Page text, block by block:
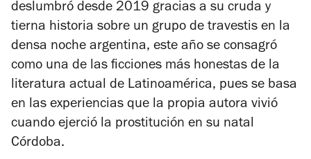
deslumbró desde 2019 gracias a su cruda y
tierna historia sobre un grupo de travestis en la
densa noche argentina, este año se consagró
como una de las ficciones más honestas de la
literatura actual de Latinoamérica, pues se basa
en las experiencias que la propia autora vivió
cuando ejerció la prostitución en su natal
Córdoba.